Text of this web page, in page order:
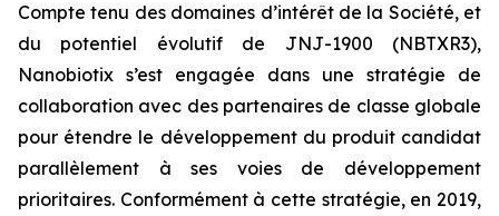
Compte tenu des domaines d’intérêt de la Société, et
du potentiel évolutif de JNJ-1900 (NBTXR3),
Nanobiotix s’est engagée dans une stratégie de
collaboration avec des partenaires de classe globale
pour étendre le développement du produit candidat
parallèlement à ses voies de développement
prioritaires. Conformément à cette stratégie, en 2019,